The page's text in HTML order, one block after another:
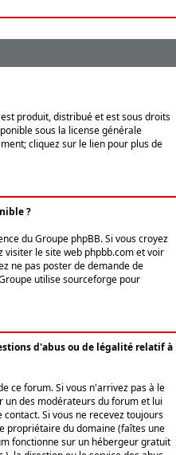
produit, distribué et est sous droits
sous la license générale
cliquez sur le lien pour plus de
?
du Groupe phpBB. Si vous croyez
le site web phpbb.com et voir
ne pas poster de demande de
utilise sourceforge pour
d'abus ou de légalité relatif à
ce forum. Si vous n'arrivez pas à le
un des modérateurs du forum et lui
Si vous ne recevez toujours
propriétaire du domaine (faîtes une
fonctionne sur un hébergeur gratuit